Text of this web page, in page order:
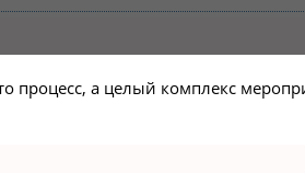
процесс, а целый комплекс